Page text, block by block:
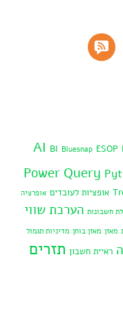
RSS Feed
AI BI Bluesnap ESOP
Power Query
אופציות לעובדים אופרציה
חשבונות הערכת שווי
מאזן מאזן בוחן מדיניות תגמול
ראיית חשבון תזרים